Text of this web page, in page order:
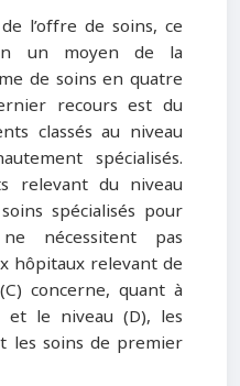
l’offre de soins, ce
un moyen de la
de soins en quatre
recours est du
classés au niveau
spécialisés.
relevant du niveau
spécialisés pour
nécessitent pas
hôpitaux relevant de
concerne, quant à
et le niveau (D), les
les soins de premier